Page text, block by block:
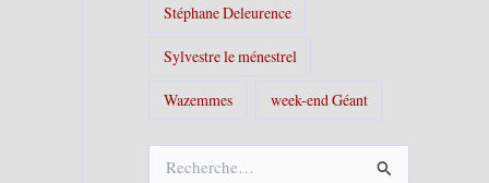
Stéphane Deleurence
Sylvestre le ménestrel
Wazemmes week-end Géant